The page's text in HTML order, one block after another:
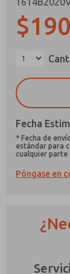
Fecha
* Fecha de
estándar para
cualquier parte
Póngase en
más.
*Sí,